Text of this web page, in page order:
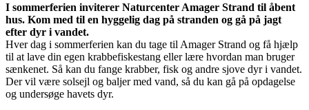
I sommerferien inviterer Naturcenter Amager Strand til åbent
hus. Kom med til en hyggelig dag på stranden og gå på jagt
efter dyr i vandet.
Hver dag i sommerferien kan du tage til Amager Strand og få hjælp
til at lave din egen krabbefiskestang eller lære hvordan man bruger
sænkenet. Så kan du fange krabber, fisk og andre sjove dyr i vandet.
Der vil være solsejl og baljer med vand, så du kan gå på opdagelse
og undersøge havets dyr.